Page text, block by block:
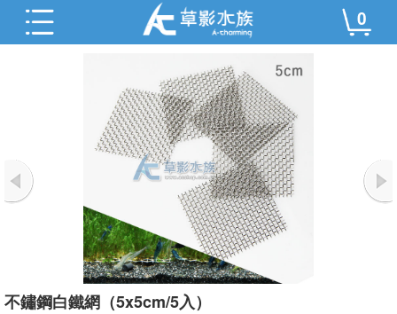
0
不鏽鋼白鐵網（5x5cm/5入）